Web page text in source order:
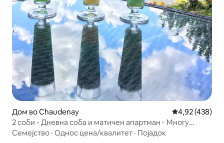
Дом во Chaudenay Просечна
4,92 (438)
2 соби - Дневна соба и матичен апартман - Многу
тишина
Семејство · Однос цена/квалитет · Појадок